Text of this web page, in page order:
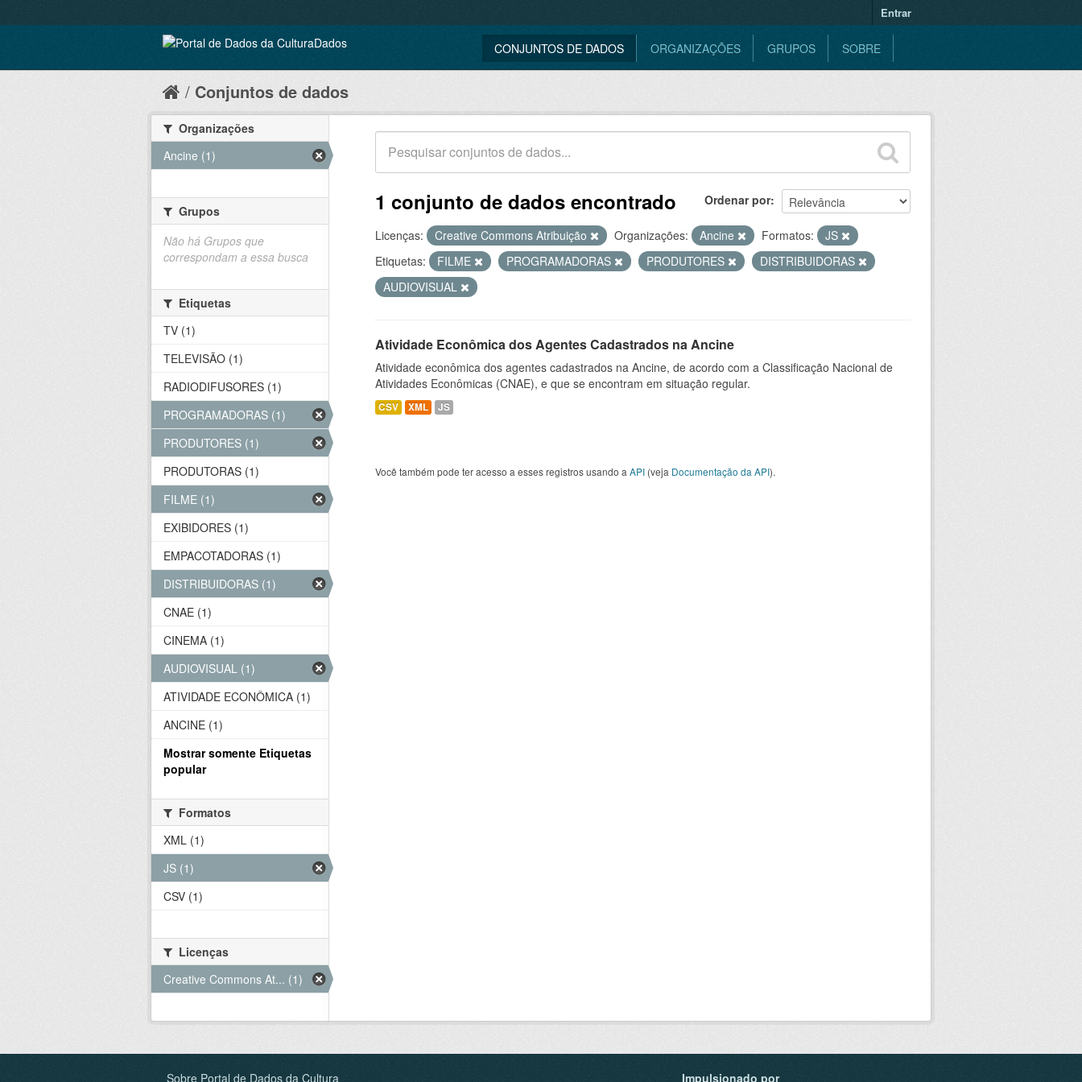
Entrar
CONJUNTOS DE DADOS ORGANIZAÇÕES GRUPOS SOBRE
Conjuntos de dados
Ordenar por
1 conjunto de dados encontrado
Licenças: Creative Commons Atribuição Organizações: Ancine Formatos:
JS
Etiquetas:
FILME PROGRAMADORAS PRODUTORES
DISTRIBUIDORAS
AUDIOVISUAL
Atividade Econômica dos Agentes Cadastrados na Ancine
Atividade econômica dos agentes cadastrados na Ancine, de acordo com a Classificação Nacional de
Atividades Econômicas (CNAE), e que se encontram em situação regular.
CSV XML JS
Você também pode ter acesso a esses registros usando a API (veja Documentação da API).
Organizações
Ancine (1)
Grupos
Não há Grupos que
correspondam a essa busca
Etiquetas
TV (1)
TELEVISÃO (1)
RADIODIFUSORES (1)
PROGRAMADORAS (1)
PRODUTORES (1)
PRODUTORAS (1)
FILME (1)
EXIBIDORES (1)
EMPACOTADORAS (1)
DISTRIBUIDORAS (1)
CNAE (1)
CINEMA (1)
AUDIOVISUAL (1)
ATIVIDADE ECONÔMICA (1)
ANCINE (1)
Mostrar somente Etiquetas
popular
Formatos
XML (1)
JS (1)
CSV (1)
Licenças
Creative Commons At... (1)
Sobre Portal de Dados da Cultura Impulsionado por